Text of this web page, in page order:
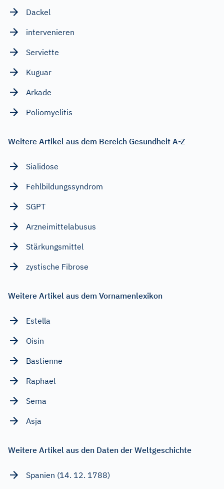
Dackel
intervenieren
Serviette
Kuguar
Arkade
Poliomyelitis
Weitere Artikel aus dem Bereich Gesundheit A-Z
Sialidose
Fehlbildungssyndrom
SGPT
Arzneimittelabusus
Stärkungsmittel
zystische Fibrose
Weitere Artikel aus dem Vornamenlexikon
Estella
Oisin
Bastienne
Raphael
Sema
Asja
Weitere Artikel aus den Daten der Weltgeschichte
Spanien (14. 12. 1788)